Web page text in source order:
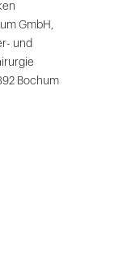
GmbH,
und
Bochum